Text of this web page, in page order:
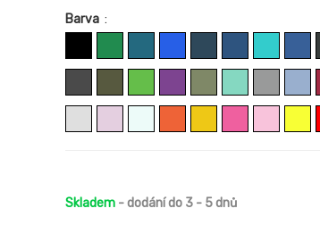
Barva :
Skladem - dodání do 3 - 5 dnů